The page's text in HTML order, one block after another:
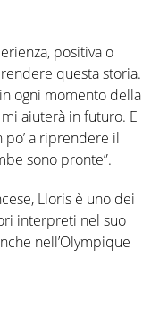
positiva o
questa storia.
ogni momento della
aiuterà in futuro. E
a riprendere il
sono pronte”.
Lloris è uno dei
interpreti nel suo
nell’Olympique